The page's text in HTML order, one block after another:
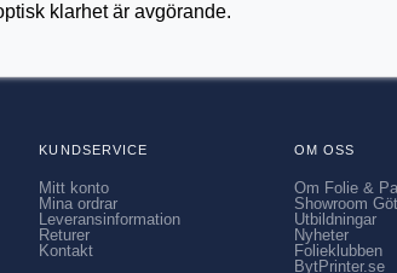
klarhet är avgörande.
KUNDSERVICE
Mitt konto
Mina ordrar
Leveransinformation
Returer
Kontakt
OM OSS
Om Folie &
Showroom
Utbildningar
Nyheter
Folieklubben
BytPrinter.se